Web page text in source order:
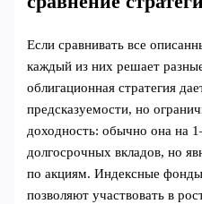
Если сравнивать все
каждый из них решает
облигационная стратегия
предсказуемости, но
доходность: обычно она на
долгосрочных вкладов, но
по акциям. Индексные
позволяют участвовать в